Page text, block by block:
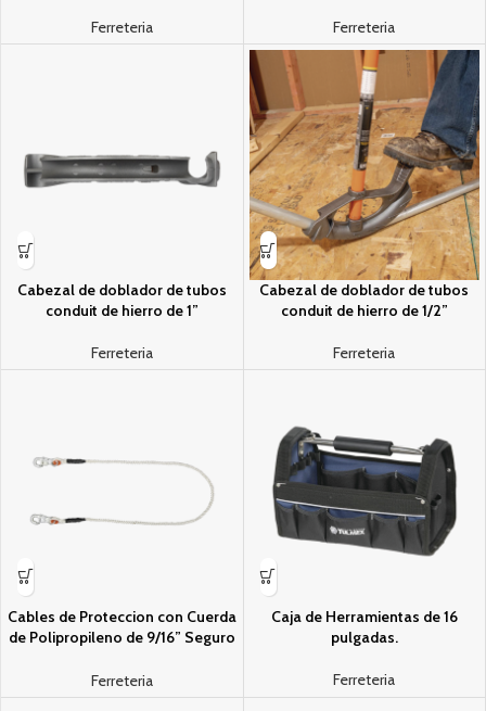
iOS / IP67 / 640×480 px / Cuello
de Cisne 1.8m / LED Ajustables
Ferreteria
2-3 cm e Intermedios. 10x mas
Durable
Ferreteria
Cabezal de doblador de tubos
conduit de hierro de 1”
Ferreteria
Cabezal de doblador de tubos
conduit de hierro de 1/2”
Ferreteria
Cables de Proteccion con Cuerda
de Polipropileno de 9/16” Seguro
Ferreteria
Caja de Herramientas de 16
pulgadas.
Ferreteria